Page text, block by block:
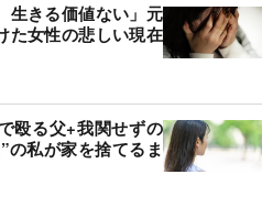
生きる価値ない」元
た女性の悲しい現在
殴る父+我関せずの
の私が家を捨てるま